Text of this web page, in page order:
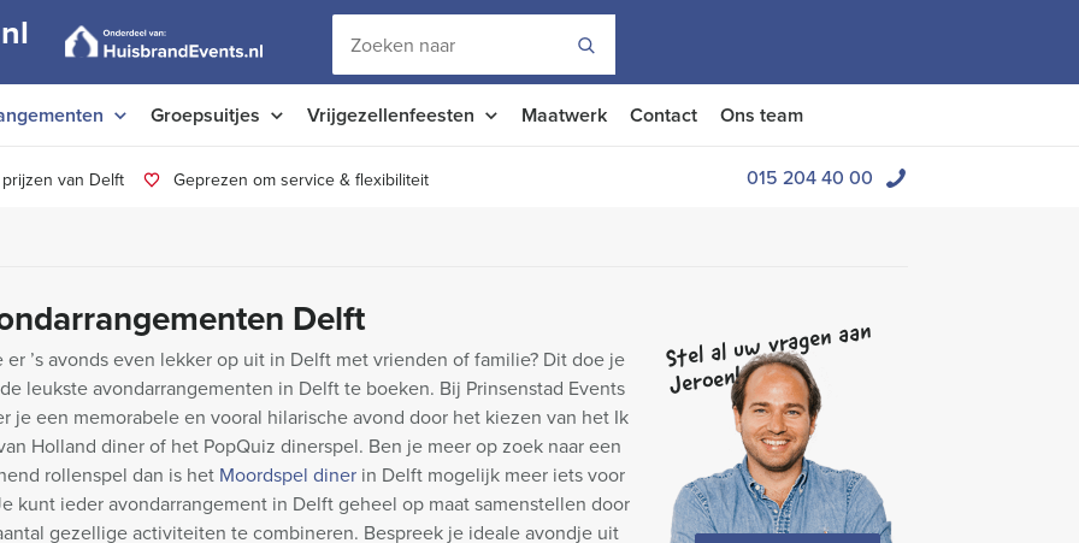
Groepsuitjes Vrijgezellenfeesten Maatwerk Contact Ons team
van Delft Geprezen om service & flexibiliteit 015 204 40 00
Delft
er ’s avonds even lekker op uit in Delft met vrienden of familie? Dit doe je
leukste avondarrangementen in Delft te boeken. Bij Prinsenstad Events
je een memorabele en vooral hilarische avond door het kiezen van het Ik
Holland diner of het PopQuiz dinerspel. Ben je meer op zoek naar een
rollenspel dan is het Moordspel diner in Delft mogelijk meer iets voor
kunt ieder avondarrangement in Delft geheel op maat samenstellen door
gezellige activiteiten te combineren. Bespreek je ideale avondje uit
Stel al uw vragen aan
Jeroen!